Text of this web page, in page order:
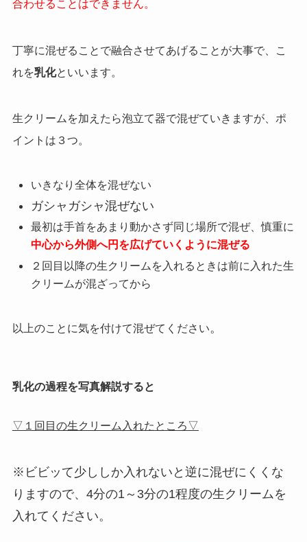
合わせることはできません。
丁寧に混ぜることで融合させてあげることが大事で、こ
れを乳化といいます。
生クリームを加えたら泡立て器で混ぜていきますが、ポ
イントは３つ。
いきなり全体を混ぜない
ガシャガシャ混ぜない
最初は手首をあまり動かさず同じ場所で混ぜ、慎重に
中心から外側へ円を広げていくように混ぜる
２回目以降の生クリームを入れるときは前に入れた生
クリームが混ざってから
以上のことに気を付けて混ぜてください。
乳化の過程を写真解説すると
▽１回目の生クリーム入れたところ▽
※ビビッて少ししか入れないと逆に混ぜにくくな
りますので、4分の1～3分の1程度の生クリームを
入れてください。